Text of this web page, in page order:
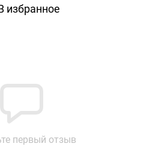
избранное
первый отзыв